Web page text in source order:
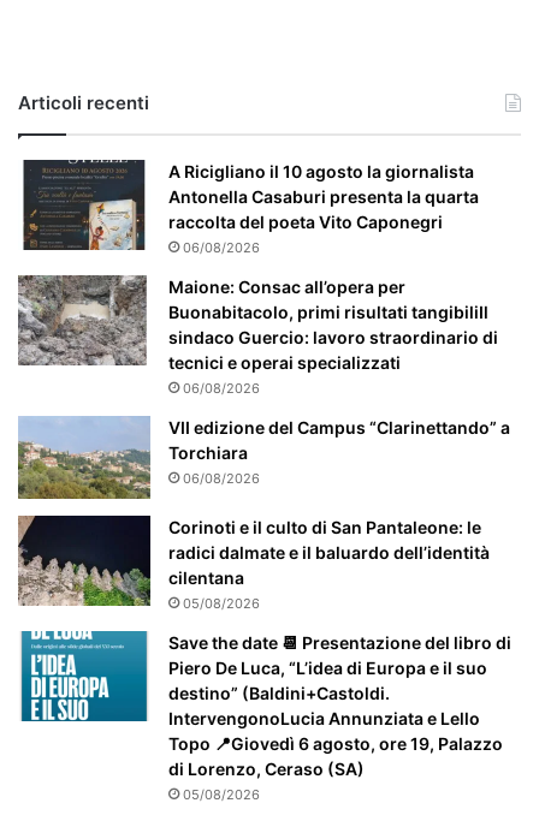
e
p
t
c
o
l
a
n
t
e
a
t
t
e
n
Articoli recenti
A Ricigliano il 10 agosto la giornalista
Antonella Casaburi presenta la quarta
raccolta del poeta Vito Caponegri
06/08/2026
Maione: Consac all’opera per
Buonabitacolo, primi risultati tangibiliIl
sindaco Guercio: lavoro straordinario di
tecnici e operai specializzati
06/08/2026
VII edizione del Campus “Clarinettando” a
Torchiara
06/08/2026
Corinoti e il culto di San Pantaleone: le
radici dalmate e il baluardo dell’identità
cilentana
05/08/2026
Save the date 📆 Presentazione del libro di
Piero De Luca, “L’idea di Europa e il suo
destino” (Baldini+Castoldi.
IntervengonoLucia Annunziata e Lello
Topo 📍Giovedì 6 agosto, ore 19, Palazzo
di Lorenzo, Ceraso (SA)
05/08/2026